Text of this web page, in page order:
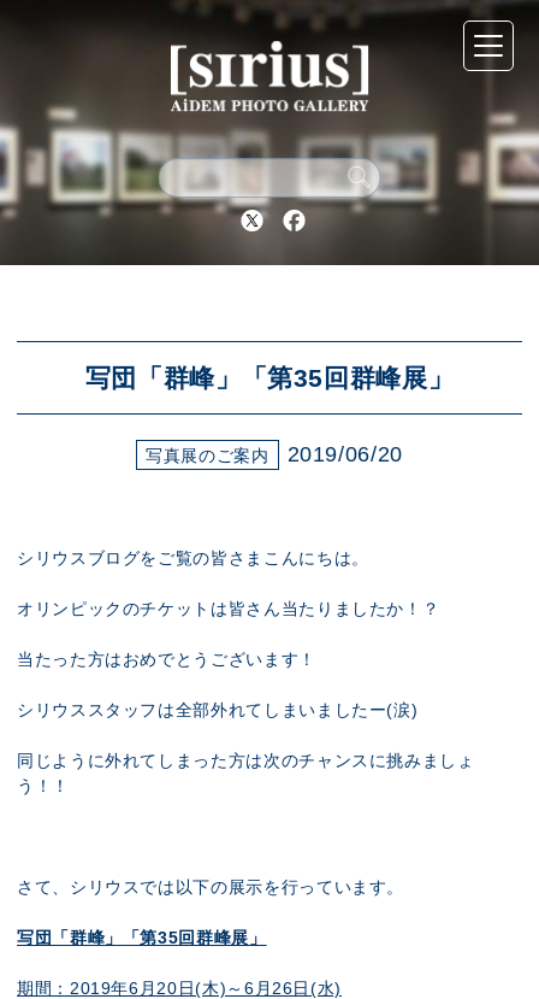
Twitter Facebook
写団「群峰」「第35回群峰展」
写真展のご案内 2019/06/20
シリウスブログをご覧の皆さまこんにちは。
オリンピックのチケットは皆さん当たりましたか！？
当たった方はおめでとうございます！
シリウススタッフは全部外れてしまいましたー(涙)
同じように外れてしまった方は次のチャンスに挑みましょ
う！！
さて、シリウスでは以下の展示を行っています。
写団「群峰」「第35回群峰展」
期間：2019年6月20日(木)～6月26日(水)
シリウスについて
展示スケジュール
アクセス